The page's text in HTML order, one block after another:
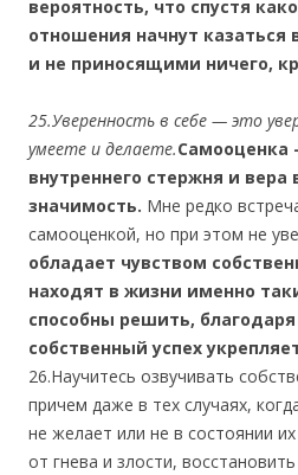
вероятность, что спустя
отношения начнут
и не приносящими ничего,
25.Уверенность в себе — это
умеете и делаете.
внутреннего стержня и вера
значимость. Мне редко
самооценкой, но при этом не
обладает чувством
находят в жизни именно
способны решить,
собственный успех
26.Научитесь озвучивать
причем даже в тех случаях,
не желает или не в состоянии
от гнева и злости,